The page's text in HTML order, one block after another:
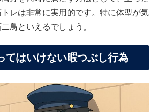
レは非常に実用的です。特に体型が気
鳥といえるでしょう。
てはいけない暇つぶし行為